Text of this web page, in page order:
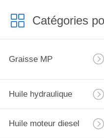
Catégories
Graisse MP
Huile hydraulique
Huile moteur diesel